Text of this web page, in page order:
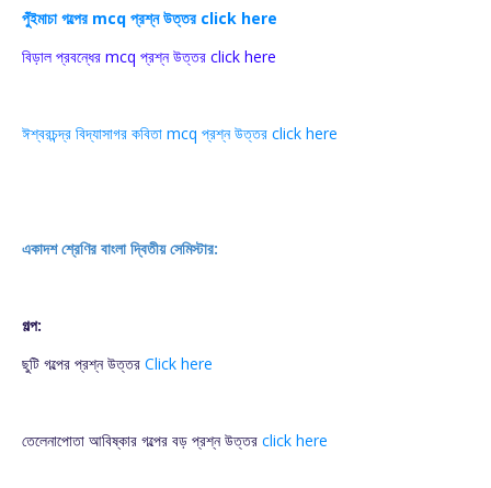
পুঁইমাচা গল্পের mcq প্রশ্ন উত্তর click here
বিড়াল প্রবন্ধের mcq প্রশ্ন উত্তর click here
ঈশ্বরচন্দ্র বিদ্যাসাগর কবিতা mcq প্রশ্ন উত্তর click here
একাদশ শ্রেণির বাংলা দ্বিতীয় সেমিস্টার:
গল্প:
ছুটি গল্পের প্রশ্ন উত্তর Click here
তেলেনাপোতা আবিষ্কার গল্পের বড় প্রশ্ন উত্তর click here